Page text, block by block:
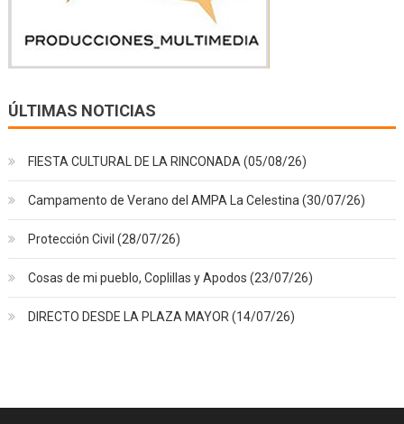
ÚLTIMAS NOTICIAS
FIESTA CULTURAL DE LA RINCONADA (05/08/26)
Campamento de Verano del AMPA La Celestina (30/07/26)
Protección Civil (28/07/26)
Cosas de mi pueblo, Coplillas y Apodos (23/07/26)
DIRECTO DESDE LA PLAZA MAYOR (14/07/26)